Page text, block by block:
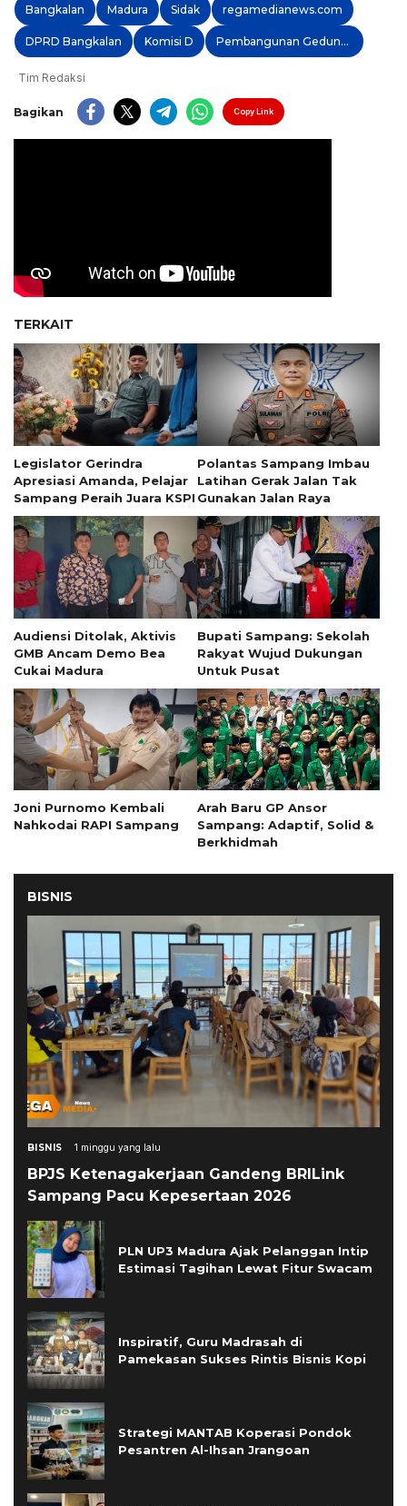
Bangkalan Madura Sidak regamedianews.com
DPRD Bangkalan Komisi D Pembangunan Gedung PSC
Tim Redaksi
Bagikan Copy Link
TERKAIT
Legislator Gerindra
Apresiasi Amanda, Pelajar
Sampang Peraih Juara KSPI
Polantas Sampang Imbau
Latihan Gerak Jalan Tak
Gunakan Jalan Raya
Audiensi Ditolak, Aktivis
GMB Ancam Demo Bea
Cukai Madura
Bupati Sampang: Sekolah
Rakyat Wujud Dukungan
Untuk Pusat
Joni Purnomo Kembali
Nahkodai RAPI Sampang
Arah Baru GP Ansor
Sampang: Adaptif, Solid &
Berkhidmah
BISNIS
BISNIS 1 minggu yang lalu
BPJS Ketenagakerjaan Gandeng BRILink
Sampang Pacu Kepesertaan 2026
PLN UP3 Madura Ajak Pelanggan Intip
Estimasi Tagihan Lewat Fitur Swacam
Inspiratif, Guru Madrasah di
Pamekasan Sukses Rintis Bisnis Kopi
Strategi MANTAB Koperasi Pondok
Pesantren Al-Ihsan Jrangoan